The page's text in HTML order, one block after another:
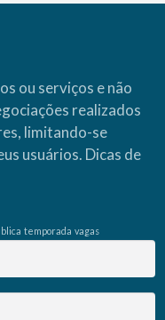
ou serviços e não
realizados
limitando-se
usuários. Dicas de
temporada vagas